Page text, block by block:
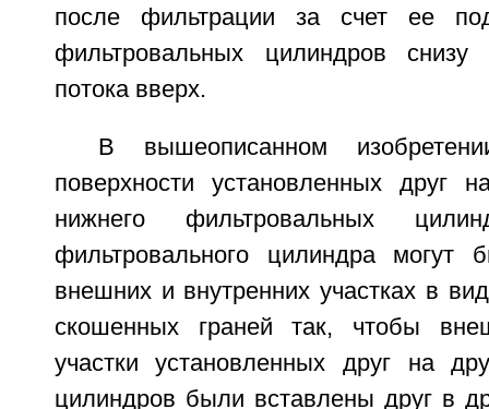
после фильтрации за счет ее
фильтровальных цилиндров
потока вверх.
В вышеописанном
поверхности установленных друг
нижнего фильтровальных
фильтровального цилиндра могут
внешних и внутренних участках в
скошенных граней так, чтобы
участки установленных друг на
цилиндров были вставлены друг в